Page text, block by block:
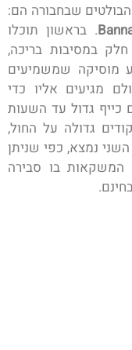
שבחבורה הם:
. בראשון תוכלו
במסיבות בריכה,
מוסיקה שמשמיעים
מגיעים אליו כדי
כייף גדול עד השעות
גדולה על החול,
נמצא, כפי שניתן
המשקאות בו סבירה